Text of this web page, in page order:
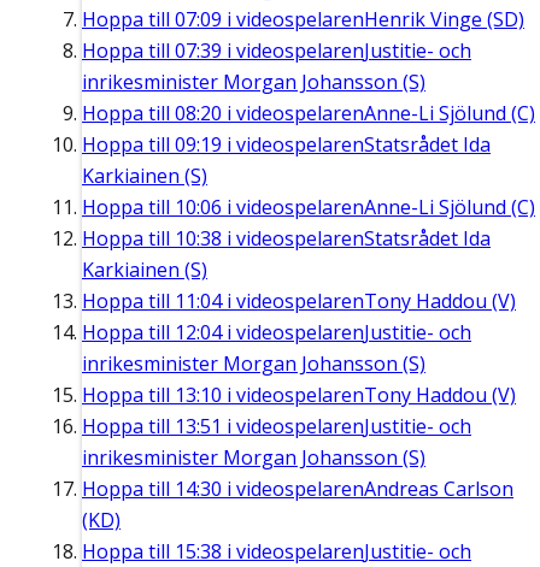
Hoppa till 07:09 i videospelarenHenrik Vinge (SD)
Hoppa till 07:39 i videospelarenJustitie- och
inrikesminister Morgan Johansson (S)
Hoppa till 08:20 i videospelarenAnne-Li Sjölund (C)
Hoppa till 09:19 i videospelarenStatsrådet Ida
Karkiainen (S)
Hoppa till 10:06 i videospelarenAnne-Li Sjölund (C)
Hoppa till 10:38 i videospelarenStatsrådet Ida
Karkiainen (S)
Hoppa till 11:04i videospelarenTony Haddou (V)
Hoppa till 12:04i videospelarenJustitie- och
inrikesminister Morgan Johansson (S)
Hoppa till 13:10 i videospelarenTony Haddou (V)
Hoppa till 13:51 i videospelarenJustitie- och
inrikesminister Morgan Johansson (S)
Hoppa till 14:30 i videospelarenAndreas Carlson
(KD)
Hoppa till 15:38 i videospelarenJustitie- och